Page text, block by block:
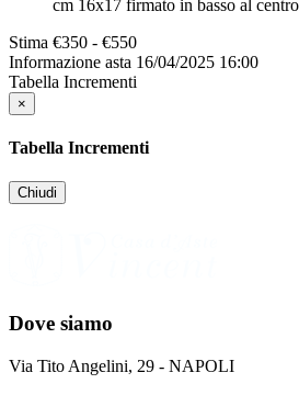
cm 16x17 firmato in basso al
Stima €350 - €550
Informazione asta 16/04/2025 16:00
Tabella Incrementi
×
Tabella Incrementi
Chiudi
Dove siamo
Via Tito Angelini, 29 - NAPOLI